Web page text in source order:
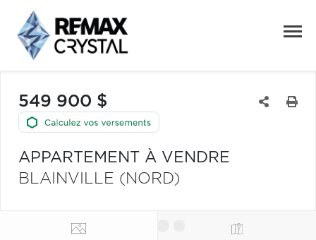
549 900 $
APPARTEMENT À VENDRE
BLAINVILLE (NORD)